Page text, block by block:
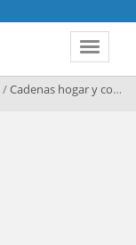
Toggle
/Cadenas hogar y construccion